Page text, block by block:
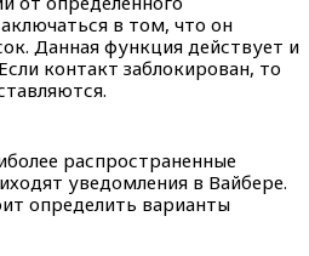
в том, что он
Данная функция действует и
контакт заблокирован, то
распространенные
уведомления в Вайбере.
определить варианты